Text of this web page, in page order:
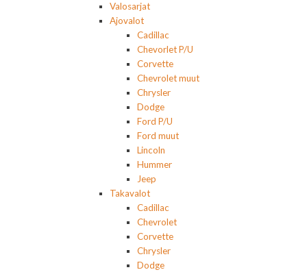
Valosarjat
Ajovalot
Cadillac
Chevorlet P/U
Corvette
Chevrolet muut
Chrysler
Dodge
Ford P/U
Ford muut
Lincoln
Hummer
Jeep
Takavalot
Cadillac
Chevrolet
Corvette
Chrysler
Dodge